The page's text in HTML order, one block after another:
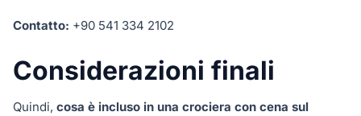
Contatto: +90 541 334 2102
Considerazioni finali
Quindi, cosa è incluso in una crociera con cena sul